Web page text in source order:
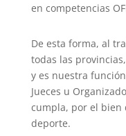
en competencias
De esta forma, al
todas las
y es nuestra
Jueces u
cumpla, por el bien
deporte.